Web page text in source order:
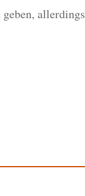
allerdings